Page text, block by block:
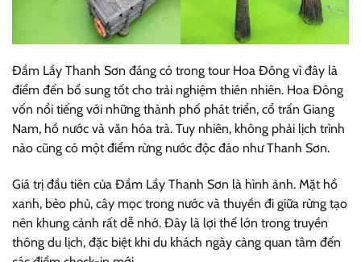
Đầm Lầy Thanh Sơn đáng có trong tour Hoa Đông vì đây là
điểm đến bổ sung tốt cho trải nghiệm thiên nhiên. Hoa Đông
vốn nổi tiếng với những thành phố phát triển, cổ trấn Giang
Nam, hồ nước và văn hóa trà. Tuy nhiên, không phải lịch trình
nào cũng có một điểm rừng nước độc đáo như Thanh Sơn.
Giá trị đầu tiên của Đầm Lầy Thanh Sơn là hình ảnh. Mặt hồ
xanh, bèo phủ, cây mọc trong nước và thuyền đi giữa rừng tạo
nên khung cảnh rất dễ nhớ. Đây là lợi thế lớn trong truyền
thông du lịch, đặc biệt khi du khách ngày càng quan tâm đến